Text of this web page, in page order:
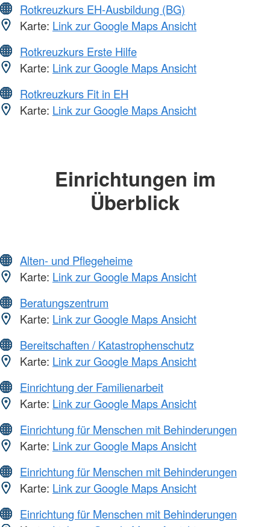
Rotkreuzkurs EH-Ausbildung (BG)
Karte: Link zur Google Maps Ansicht
Rotkreuzkurs Erste Hilfe
Karte: Link zur Google Maps Ansicht
Rotkreuzkurs Fit in EH
Karte: Link zur Google Maps Ansicht
Einrichtungen im
Überblick
Alten- und Pflegeheime
Karte: Link zur Google Maps Ansicht
Beratungszentrum
Karte: Link zur Google Maps Ansicht
Bereitschaften / Katastrophenschutz
Karte: Link zur Google Maps Ansicht
Einrichtung der Familienarbeit
Karte: Link zur Google Maps Ansicht
Einrichtung für Menschen mit Behinderungen
Karte: Link zur Google Maps Ansicht
Einrichtung für Menschen mit Behinderungen
Karte: Link zur Google Maps Ansicht
Einrichtung für Menschen mit Behinderungen